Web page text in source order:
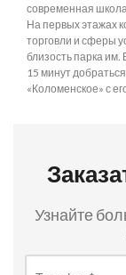
современная
На первых этажах
торговли и сферы
близость парка им.
15 минут
«Коломенское» с
Узнайте